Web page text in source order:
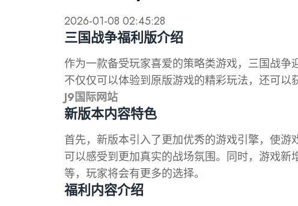
2026-01-08 02:45:28
三国战争福利版介绍
作为一款备受玩家喜爱的策略类游戏，三国战
不仅仅可以体验到原版游戏的精彩玩法，还可以
J9国际网站
新版本内容特色
首先，新版本引入了更加优秀的游戏引擎，使
可以感受到更加真实的战场氛围。同时，游戏
等，玩家将会有更多的选择。
福利内容介绍